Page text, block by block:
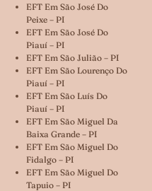
EFT Em São José Do
Peixe – PI
EFT Em São José Do
Piauí – PI
EFT Em São Julião – PI
EFT Em São Lourenço Do
Piauí – PI
EFT Em São Luís Do
Piauí – PI
EFT Em São Miguel Da
Baixa Grande – PI
EFT Em São Miguel Do
Fidalgo – PI
EFT Em São Miguel Do
Tapuio – PI